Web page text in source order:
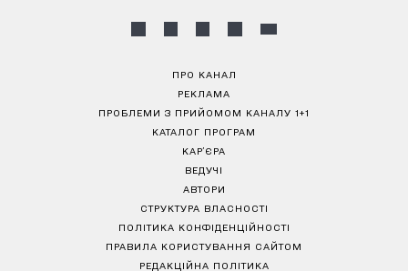
ПРО КАНАЛ
РЕКЛАМА
ПРОБЛЕМИ З ПРИЙОМОМ КАНАЛУ 1+1
КАТАЛОГ ПРОГРАМ
КАР’ЄРА
ВЕДУЧІ
АВТОРИ
СТРУКТУРА ВЛАСНОСТІ
ПОЛІТИКА КОНФІДЕНЦІЙНОСТІ
ПРАВИЛА КОРИСТУВАННЯ САЙТОМ
РЕДАКЦІЙНА ПОЛІТИКА